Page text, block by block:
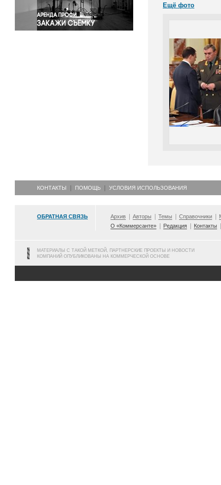
Экономика и бизнес
Ещё фото
КОНТАКТЫ ПОМОЩЬ УСЛОВИЯ ИСПОЛЬЗОВАНИЯ
ОБРАТНАЯ СВЯЗЬ Архив Авторы Темы Справочники
О «Коммерсанте»
Редакция Контакты
МАТЕРИАЛЫ С ТАКОЙ МЕТКОЙ, ПАРТНЕРСКИЕ ПРОЕКТЫ И НОВОСТИ
КОМПАНИЙ ОПУБЛИКОВАНЫ НА КОММЕРЧЕСКОЙ ОСНОВЕ